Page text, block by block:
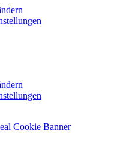
Cookie Banner